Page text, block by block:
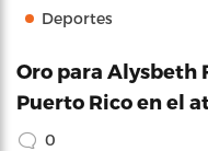
Deportes
Oro para Alysbeth
Puerto Rico en el
0